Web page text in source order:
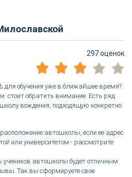
297 оценок
для обучения уже в ближайшее время?
стоит обратить внимание. Есть ряд
вождения, подходящую конкретно
автошколы, если ее адрес
или университетом - рассмотрите
автошколы будет отличным
Так вы сформируете свое